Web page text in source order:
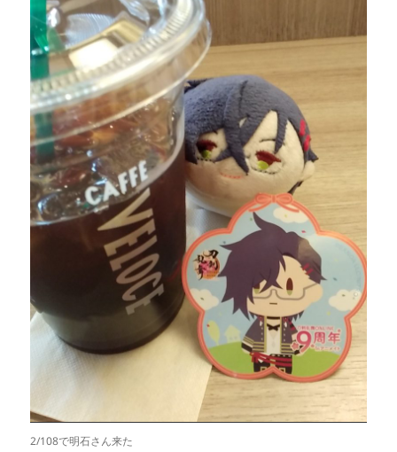
2/108で明石さん来た